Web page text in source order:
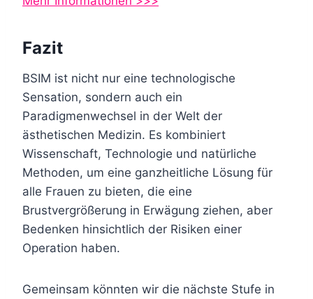
Fazit
BSIM ist nicht nur eine technologische
Sensation, sondern auch ein
Paradigmenwechsel in der Welt der
ästhetischen Medizin. Es kombiniert
Wissenschaft, Technologie und natürliche
Methoden, um eine ganzheitliche Lösung für
alle Frauen zu bieten, die eine
Brustvergrößerung in Erwägung ziehen, aber
Bedenken hinsichtlich der Risiken einer
Operation haben.
Gemeinsam könnten wir die nächste Stufe in